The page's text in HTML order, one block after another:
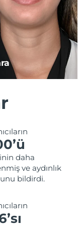
daha
ve aydınlık
bildirdi.
Tahmini teslim tarihi
13/08/2026
Tahmini teslim tarihi
09/08/2026
Tahmini teslim tarihi
Tahmini teslim tarihi
Tahmini teslim tarihi
Tahmini teslim tarihi
09/08/2026